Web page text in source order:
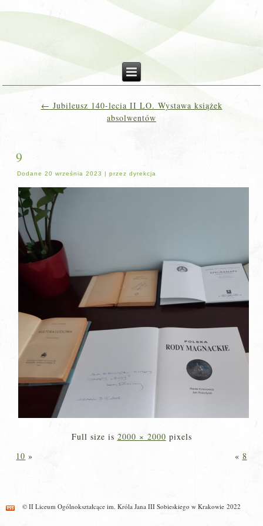
← Jubileusz 140-lecia II LO. Wystawa książek
absolwentów
9
Dodane 20 września 2023 |przez dyrekcja
Full size is 2000 × 2000 pixels
10 » « 8
© II Liceum Ogólnokształcące im. Króla Jana III Sobieskiego w Krakowie 2022